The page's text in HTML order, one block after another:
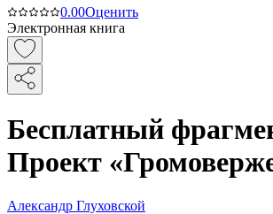
0.00Оценить
Электронная книга
Бесплатный
Проект
Александр Глуховской